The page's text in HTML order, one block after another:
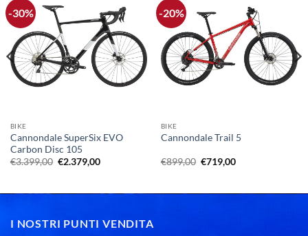
-30%
BIKE
Cannondale SuperSix EVO
Carbon Disc 105
€3.399,00 Il
€3.399,00.
€2.379,00Il
€2.379,00.
-20%
BIKE
Cannondale Trail 5
€899,00 Il
prezzo
€899,00.
€719,00Il
€719,00.
I NOSTRI PUNTI VENDITA